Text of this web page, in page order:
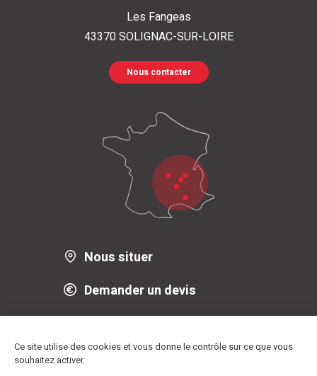
Les Fangeas
43370SOLIGNAC-SUR-LOIRE
Nous contacter
Nous situer
Demander un devis
Ce site utilise des cookies et vous donne le contrôle sur ce que vous
souhaitez activer.